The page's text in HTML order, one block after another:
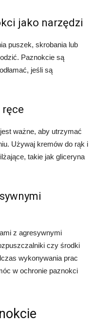
jako narzędzi
puszek, skrobania lub
Paznokcie są
jeśli są
ważne, aby utrzymać
Używaj kremów do rąk i
takie jak gliceryna
z agresywnymi
czy środki
wykonywania prac
w ochronie paznokci